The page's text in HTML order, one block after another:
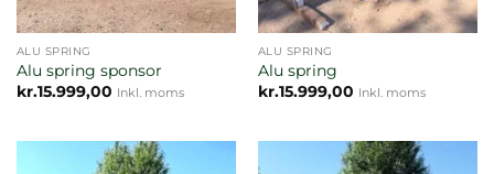
ALU SPRING
Alu spring sponsor
kr.15.999,00 Inkl. moms
ALU SPRING
Alu spring
kr.15.999,00 Inkl. moms